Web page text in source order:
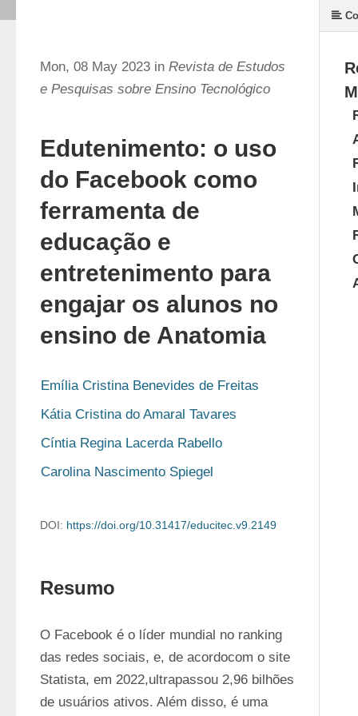
Mon, 08 May 2023 in Revista de Estudos
e Pesquisas sobre Ensino Tecnológico
Edutenimento: o uso
do Facebook como
ferramenta de
educação e
entretenimento para
engajar os alunos no
ensino de Anatomia
Emília Cristina Benevides de Freitas
Kátia Cristina do Amaral Tavares
Cíntia Regina Lacerda Rabello
Carolina Nascimento Spiegel
DOI: https://doi.org/10.31417/educitec.v9.2149
Resumo
O Facebook é o líder mundial no ranking
das redes sociais, e, de acordocom o site
Statista, em 2022,ultrapassou 2,96 bilhões
de usuários ativos. Além disso, é uma